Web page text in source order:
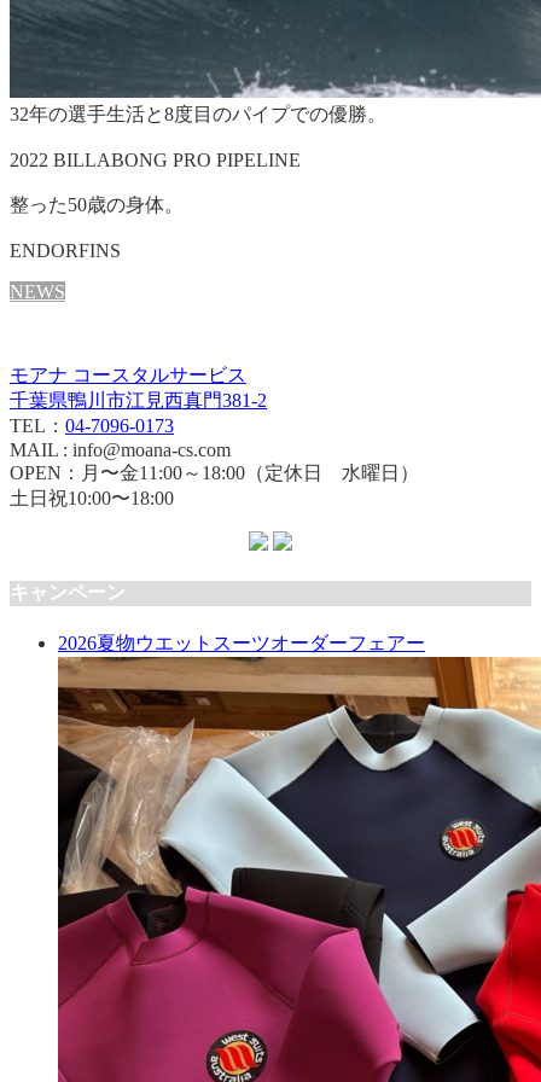
32年の選手生活と8度目のパイプでの優勝。
2022 BILLABONG PRO PIPELINE
整った50歳の身体。
ENDORFINS
NEWS
モアナ コースタルサービス
千葉県鴨川市江見西真門381-2
TEL： 04-7096-0173
MAIL : info@moana-cs.com
OPEN：月〜金11:00～18:00（定休日 水曜日）
土日祝10:00〜18:00
キャンペーン
2026夏物ウエットスーツオーダーフェアー